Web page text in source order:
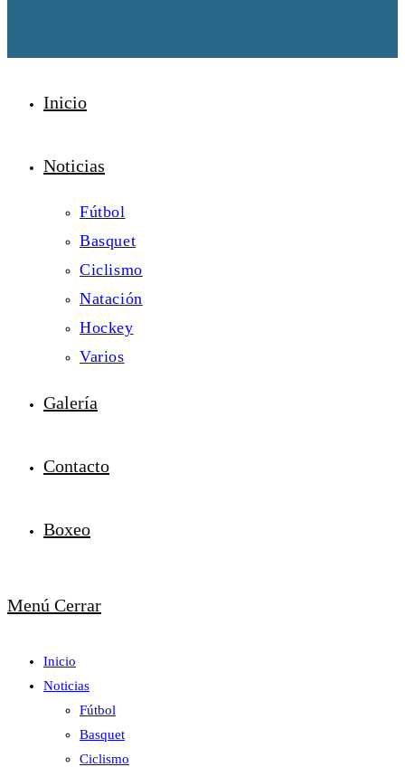
Inicio
Noticias
Fútbol
Basquet
Ciclismo
Natación
Hockey
Varios
Galería
Contacto
Boxeo
Menú Cerrar
Inicio
Noticias
Fútbol
Basquet
Ciclismo